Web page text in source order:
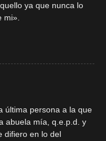
ya que nunca lo
mi».
última persona a la que
abuela mía, q.e.p.d. y
difiero en lo del